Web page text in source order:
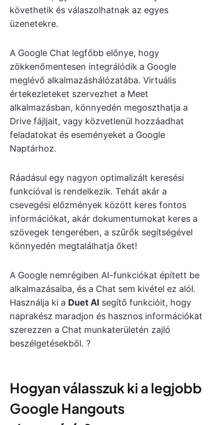
követhetik és válaszolhatnak az egyes
üzenetekre.
A Google Chat legfőbb előnye, hogy
zökkenőmentesen integrálódik a Google
meglévő alkalmazáshálózatába. Virtuális
értekezleteket szervezhet a Meet
alkalmazásban, könnyedén megoszthatja a
Drive fájljait, vagy közvetlenül hozzáadhat
feladatokat és eseményeket a Google
Naptárhoz.
Ráadásul egy nagyon optimalizált keresési
funkcióval is rendelkezik. Tehát akár a
csevegési előzmények között keres fontos
információkat, akár dokumentumokat keres a
szövegek tengerében, a szűrők segítségével
könnyedén megtalálhatja őket!
A Google nemrégiben AI-funkciókat épített be
alkalmazásaiba, és a Chat sem kivétel ez alól.
Használja ki a Duet AI segítő funkcióit, hogy
naprakész maradjon és hasznos információkat
szerezzen a Chat munkaterületén zajló
beszélgetésekből. ?
Hogyan válasszuk ki a legjobb
Google Hangouts